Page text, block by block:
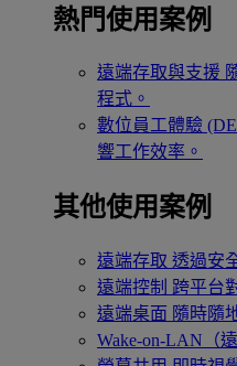
熱門使用案例
遠端存取與支援
程式。
數位員工體驗
響工作效率。
其他使用案例
遠端存取 透過安
遠端控制 跨平台
遠端桌面 隨時隨
Wake-on-LAN（